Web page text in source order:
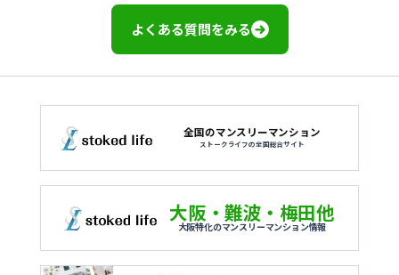
よくある質問をみる
全国のマンスリーマンション
ストークライフの全国総合サイト
大阪・難波・梅田他
大阪特化のマンスリーマンション情報